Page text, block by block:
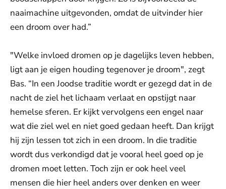
naaimachine uitgevonden, omdat de uitvinder hier
een droom over had.”
"Welke invloed dromen op je dagelijks leven hebben,
ligt aan je eigen houding tegenover je droom", zegt
Bas. “In een Joodse traditie wordt er gezegd dat in de
nacht de ziel het lichaam verlaat en opstijgt naar
hemelse sferen. Er kijkt vervolgens een engel naar
wat die ziel wel en niet goed gedaan heeft. Dan krijgt
hij zijn lessen tot zich in een droom. In die traditie
wordt dus verkondigd dat je vooral heel goed op je
dromen moet letten. Toch zijn er ook heel veel
mensen die hier heel anders over denken en weer